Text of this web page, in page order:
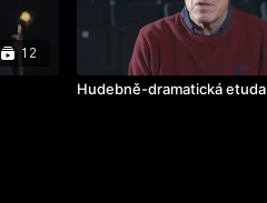
12
Hudebně-dramatická etuda